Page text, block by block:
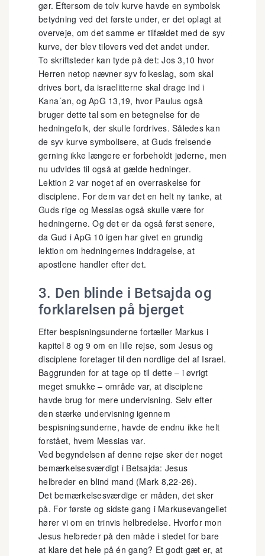
gør. Eftersom de tolv kurve havde en symbolsk
betydning ved det første under, er det oplagt at
overveje, om det samme er tilfældet med de syv
kurve, der blev tilovers ved det andet under.
To skriftsteder kan tyde på det: Jos 3,10 hvor
Herren netop nævner syv folkeslag, som skal
drives bort, da israelitterne skal drage ind i
Kana´an, og ApG 13,19, hvor Paulus også
bruger dette tal som en betegnelse for de
hedningefolk, der skulle fordrives. Således kan
de syv kurve symbolisere, at Guds frelsende
gerning ikke længere er forbeholdt jøderne, men
nu udvides til også at gælde hedninger.
Lektion 2 var noget af en overraskelse for
disciplene. For dem var det en helt ny tanke, at
Guds rige og Messias også skulle være for
hedningerne. Og det er da også først senere,
da Gud i ApG 10 igen har givet en grundig
lektion om hedningernes inddragelse, at
apostlene handler efter det.
3. Den blinde i Betsajda og
forklarelsen på bjerget
Efter bespisningsunderne fortæller Markus i
kapitel 8 og 9 om en lille rejse, som Jesus og
disciplene foretager til den nordlige del af Israel.
Baggrunden for at tage op til dette – i øvrigt
meget smukke – område var, at disciplene
havde brug for mere undervisning. Selv efter
den stærke undervisning igennem
bespisningsunderne, havde de endnu ikke helt
forstået, hvem Messias var.
Ved begyndelsen af denne rejse sker der noget
bemærkelsesværdigt i Betsajda: Jesus
helbreder en blind mand (Mark 8,22-26).
Det bemærkelsesværdige er måden, det sker
på. For første og sidste gang i Markusevangeliet
hører vi om en trinvis helbredelse. Hvorfor mon
Jesus helbreder på den måde i stedet for bare
at klare det hele på én gang? Et godt gæt er, at